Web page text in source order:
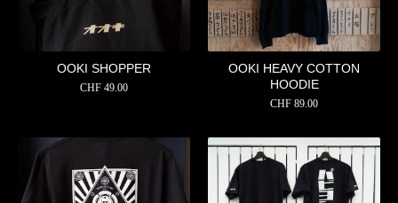
OOKI SHOPPER
CHF 49.00
OOKI HEAVY COTTON
HOODIE
CHF 89.00